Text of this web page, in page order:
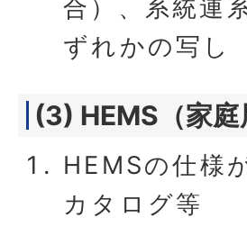
合）、系統連
ずれかの写し
(3) HEMS（家
HEMSの仕様
カタログ等